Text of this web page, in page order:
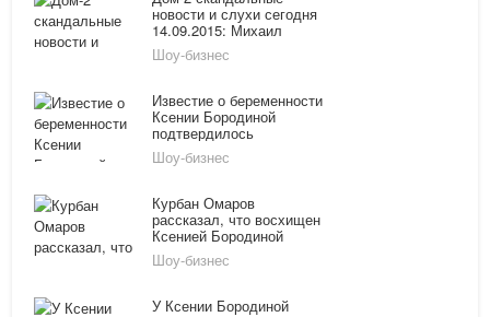
новости и слухи сегодня
14.09.2015: Михаил
Терехин пытается
отравить жизнь Ксении
Чипизубова намерена
рожать на Сейшелах
Шоу-бизнес
Известие о беременности
Ксении Бородиной
подтвердилось
Шоу-бизнес
Курбан Омаров
рассказал, что восхищен
Ксенией Бородиной
Шоу-бизнес
У Ксении Бородиной